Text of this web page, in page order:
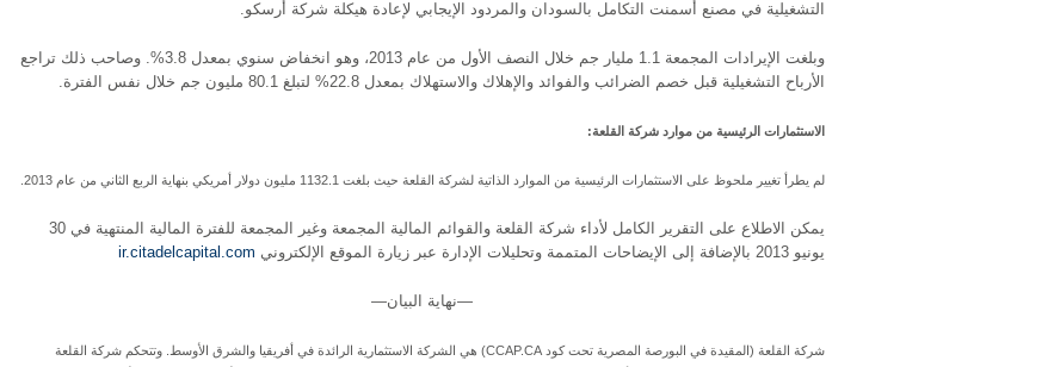
التشغيلية في مصنع أسمنت التكامل بالسودان والمردود الإيجابي لإعادة هيكلة شركة أرسكو.
وبلغت الإيرادات المجمعة 1.1 مليار جم خلال النصف الأول من عام 2013، وهو انخفاض سنوي بمعدل 3.8%. وصاحب ذلك تراجع
الأرباح التشغيلية قبل خصم الضرائب والفوائد والإهلاك والاستهلاك بمعدل 22.8% لتبلغ 80.1 مليون جم خلال نفس الفترة.
الاستثمارات الرئيسية من موارد شركة القلعة:
لم يطرأ تغيير ملحوظ على الاستثمارات الرئيسية من الموارد الذاتية لشركة القلعة حيث بلغت 1132.1 مليون دولار أمريكي بنهاية الربع الثاني من عام 2013.
يمكن الاطلاع على التقرير الكامل لأداء شركة القلعة والقوائم المالية المجمعة وغير المجمعة للفترة المالية المنتهية في 30
يونيو 2013 بالإضافة إلى الإيضاحات المتممة وتحليلات الإدارة عبر زيارة الموقع الإلكتروني
ir.citadelcapital.com
—نهاية البيان—
شركة القلعة (المقيدة في البورصة المصرية تحت كود CCAP.CA) هي الشركة الاستثمارية الرائدة في أفريقيا والشرق الأوسط. وتتحكم شركة القلعة